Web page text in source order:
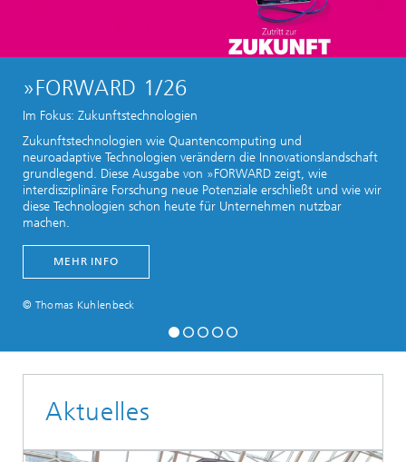
»FORWARD 1/26
Im Fokus: Zukunftstechnologien
Zukunftstechnologien wie Quantencomputing und
neuroadaptive Technologien verändern die Innovationslandschaft
grundlegend. Diese Ausgabe von »FORWARD zeigt, wie
interdisziplinäre Forschung neue Potenziale erschließt und wie wir
diese Technologien schon heute für Unternehmen nutzbar
machen.
MEHR INFO
© Thomas Kuhlenbeck
Aktuelles